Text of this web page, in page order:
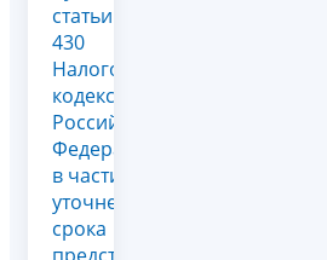
статьи
430
Налогового
кодекса
Российской
Федерации
в части
уточнения
срока